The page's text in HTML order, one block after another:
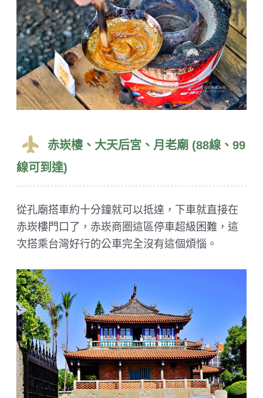
赤崁樓、大天后宮、月老廟 (88線、99
線可到達)
從孔廟搭車約十分鐘就可以抵達，下車就直接在
赤崁樓門口了，赤崁商圈這區停車超級困難，這
次搭乘台灣好行的公車完全沒有這個煩惱。